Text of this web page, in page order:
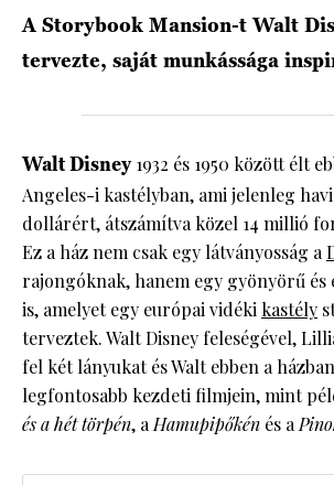
A Storybook Mansion-t Walt
tervezte, saját munkássága
Walt Disney1932 és 1950 között élt
Angeles-i kastélyban, ami jelenleg
dollárért, átszámítva közel 14 millió
Ez a ház nem csak egy látványosság a
rajongóknak, hanem egy gyönyörű és
is, amelyet egy európai vidéki kastély
terveztek. Walt Disney feleségével,
fel két lányukat és Walt ebben a
legfontosabb kezdeti filmjein, mint
és a hét törpén, aHamupipőkén és a